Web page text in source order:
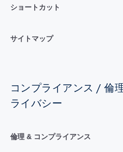
ショートカット
サイトマップ
コンプライアンス / 倫
ライバシー
倫理 & コンプライアンス